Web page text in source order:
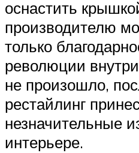
оснастить
производителю
только
революции
не произошло,
рестайлинг
незначительные
интерьере.